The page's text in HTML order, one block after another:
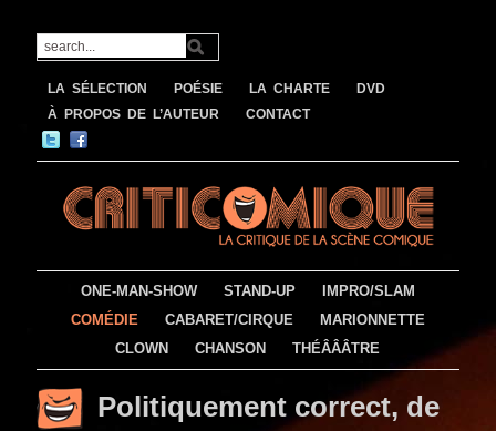
LA SÉLECTION POÉSIE LA CHARTE
DVD
À PROPOS DE L’AUTEUR
CONTACT
ONE-MAN-SHOW STAND-UP
IMPRO/SLAM
COMÉDIE
CABARET/CIRQUE
MARIONNETTE
CLOWN
CHANSON THÉÂÂÂTRE
Politiquement correct, de